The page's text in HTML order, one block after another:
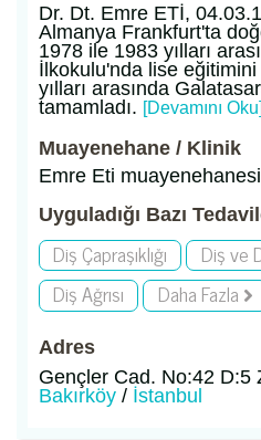
Dr. Dt. Emre ETİ,
Almanya Frankfurt'ta
1978 ile 1983 yılları
İlkokulu'nda lise
yılları arasında
tamamladı. [Devamını
Muayenehane / Klinik
Emre Eti muayenehanesi
Uyguladığı Bazı
Diş Çapraşıklığı
Diş ve
Diş Ağrısı
Daha Fazla
Adres
Gençler Cad. No:42 D:5
Bakırköy / İstanbul